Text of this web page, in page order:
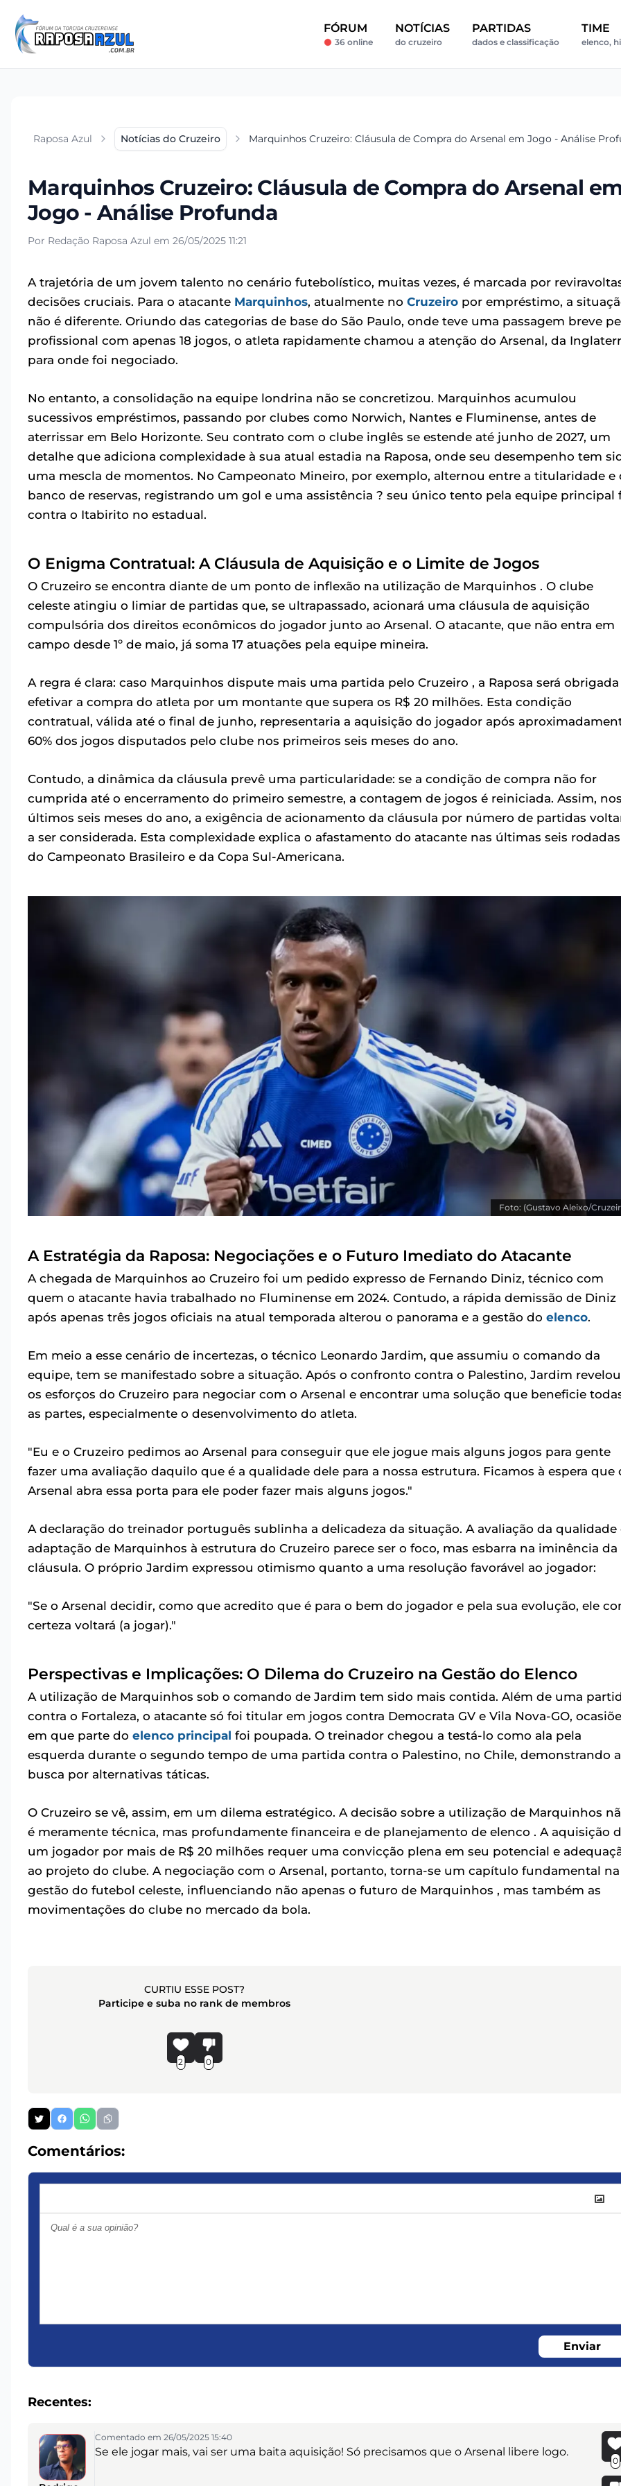
FÓRUM
36 online
NOTÍCIAS
do cruzeiro
PARTIDAS
dados e classificação
TIME
elenco,
Raposa Azul Notícias do Cruzeiro Marquinhos Cruzeiro: Cláusula de Compra do Arsenal em Jogo - Análise
Marquinhos Cruzeiro: Cláusula de Compra do Arsenal
Jogo - Análise Profunda
Por Redação Raposa Azul em 26/05/2025 11:21
A trajetória de um jovem talento no cenário futebolístico, muitas vezes, é marcada por
decisões cruciais. Para o atacante Marquinhos, atualmente no Cruzeiro por empréstimo, a
não é diferente. Oriundo das categorias de base do São Paulo, onde teve uma passagem breve
profissional com apenas 18 jogos, o atleta rapidamente chamou a atenção do Arsenal, da
para onde foi negociado.
No entanto, a consolidação na equipe londrina não se concretizou. Marquinhos acumulou
sucessivos empréstimos, passando por clubes como Norwich, Nantes e Fluminense, antes de
aterrissar em Belo Horizonte. Seu contrato com o clube inglês se estende até junho de 2027, um
detalhe que adiciona complexidade à sua atual estadia na Raposa, onde seu desempenho tem
uma mescla de momentos. No Campeonato Mineiro, por exemplo, alternou entre a titularidade e
banco de reservas, registrando um gol e uma assistência ? seu único tento pela equipe principal
contra o Itabirito no estadual.
O Enigma Contratual: A Cláusula de Aquisição e o Limite de Jogos
O Cruzeiro se encontra diante de um ponto de inflexão na utilização de Marquinhos . O clube
celeste atingiu o limiar de partidas que, se ultrapassado, acionará uma cláusula de aquisição
compulsória dos direitos econômicos do jogador junto ao Arsenal. O atacante, que não entra em
campo desde 1º de maio, já soma 17 atuações pela equipe mineira.
A regra é clara: caso Marquinhos dispute mais uma partida pelo Cruzeiro , a Raposa será obrigada
efetivar a compra do atleta por um montante que supera os R$ 20 milhões. Esta condição
contratual, válida até o final de junho, representaria a aquisição do jogador após
60% dos jogos disputados pelo clube nos primeiros seis meses do ano.
Contudo, a dinâmica da cláusula prevê uma particularidade: se a condição de compra não for
cumprida até o encerramento do primeiro semestre, a contagem de jogos é reiniciada. Assim, nos
últimos seis meses do ano, a exigência de acionamento da cláusula por número de partidas
a ser considerada. Esta complexidade explica o afastamento do atacante nas últimas seis rodadas
do Campeonato Brasileiro e da Copa Sul-Americana.
Foto: (Gustavo Aleixo/
A Estratégia da Raposa: Negociações e o Futuro Imediato do Atacante
A chegada de Marquinhos ao Cruzeiro foi um pedido expresso de Fernando Diniz, técnico com
quem o atacante havia trabalhado no Fluminense em 2024. Contudo, a rápida demissão de Diniz
após apenas três jogos oficiais na atual temporada alterou o panorama e a gestão do elenco.
Em meio a esse cenário de incertezas, o técnico Leonardo Jardim, que assumiu o comando da
equipe, tem se manifestado sobre a situação. Após o confronto contra o Palestino, Jardim revelou
os esforços do Cruzeiro para negociar com o Arsenal e encontrar uma solução que beneficie
as partes, especialmente o desenvolvimento do atleta.
"Eu e o Cruzeiro pedimos ao Arsenal para conseguir que ele jogue mais alguns jogos para gente
fazer uma avaliação daquilo que é a qualidade dele para a nossa estrutura. Ficamos à espera que
Arsenal abra essa porta para ele poder fazer mais alguns jogos."
A declaração do treinador português sublinha a delicadeza da situação. A avaliação da qualidade
adaptação de Marquinhos à estrutura do Cruzeiro parece ser o foco, mas esbarra na iminência da
cláusula. O próprio Jardim expressou otimismo quanto a uma resolução favorável ao jogador:
"Se o Arsenal decidir, como que acredito que é para o bem do jogador e pela sua evolução, ele
certeza voltará (a jogar)."
Perspectivas e Implicações: O Dilema do Cruzeiro na Gestão do Elenco
A utilização de Marquinhos sob o comando de Jardim tem sido mais contida. Além de uma
contra o Fortaleza, o atacante só foi titular em jogos contra Democrata GV e Vila Nova-GO,
em que parte do elenco principal foi poupada. O treinador chegou a testá-lo como ala pela
esquerda durante o segundo tempo de uma partida contra o Palestino, no Chile, demonstrando a
busca por alternativas táticas.
O Cruzeiro se vê, assim, em um dilema estratégico. A decisão sobre a utilização de Marquinhos
é meramente técnica, mas profundamente financeira e de planejamento de elenco . A aquisição
um jogador por mais de R$ 20 milhões requer uma convicção plena em seu potencial e
ao projeto do clube. A negociação com o Arsenal, portanto, torna-se um capítulo fundamental na
gestão do futebol celeste, influenciando não apenas o futuro de Marquinhos , mas também as
movimentações do clube no mercado da bola.
CURTIU ESSE POST?
Participe e suba no rank de membros
2 0
Comentários:
Enviar
Recentes:
Comentado em 26/05/2025 15:40
Se ele jogar mais, vai ser uma baita aquisição! Só precisamos que o Arsenal libere logo.
0